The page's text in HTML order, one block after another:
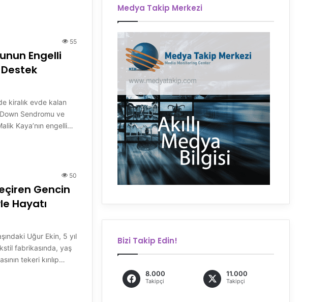
55
Engelli
kiralık evde kalan
Sendromu ve
Kaya’nın engelli…
50
Gencin
Hayatı
Uğur Ekin, 5 yıl
fabrikasında, yaş
tekeri kırılıp…
Medya Takip Merkezi
Bizi Takip Edin!
8.000
Takipçi
11.000
Takipçi